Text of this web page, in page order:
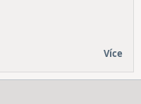
Více